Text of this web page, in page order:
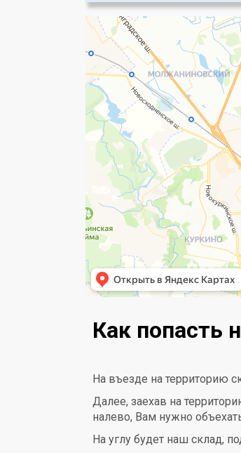
Как попасть
На въезде на территорию
Далее, заехав на
налево, Вам нужно
На углу будет наш склад,